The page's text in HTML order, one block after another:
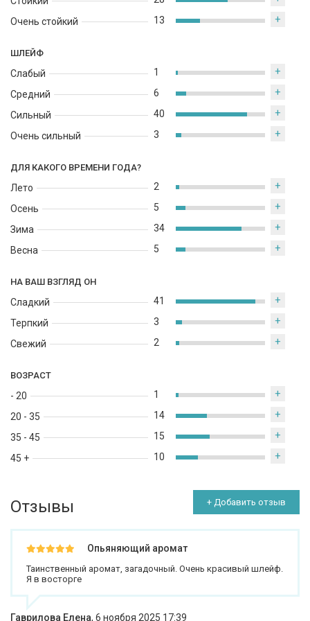
благодаря своим высококачественным и уникальным
французским парфюмером Анник Менардо, который создал
модный и сильный аромат, подчеркивающий женственность и
Очень стойкий
13 +
ШЛЕЙФ
Слабый
Средний
Сильный
Очень сильный
1 +
6 +
40 +
3 +
ДЛЯ КАКОГО ВРЕМЕНИ ГОДА?
Лето
Осень
Зима
Весна
2 +
5 +
34 +
5 +
НА ВАШ ВЗГЛЯД ОН
Сладкий
Терпкий
Свежий
41 +
3 +
2 +
ВОЗРАСТ
- 20
20 - 35
35 - 45
45 +
1 +
14 +
15 +
10 +
Отзывы + Добавить отзыв
Опьяняющий аромат
Таинственный аромат, загадочный. Очень красивый шлейф.
Я в восторге
Гаврилова Елена, 6 ноября 2025 17:39